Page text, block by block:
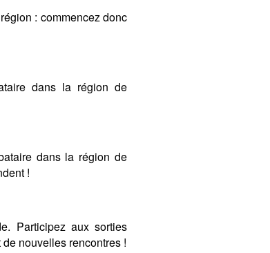
: commencez donc
dans la région de
dans la région de
!
Participez aux sorties
nouvelles rencontres !